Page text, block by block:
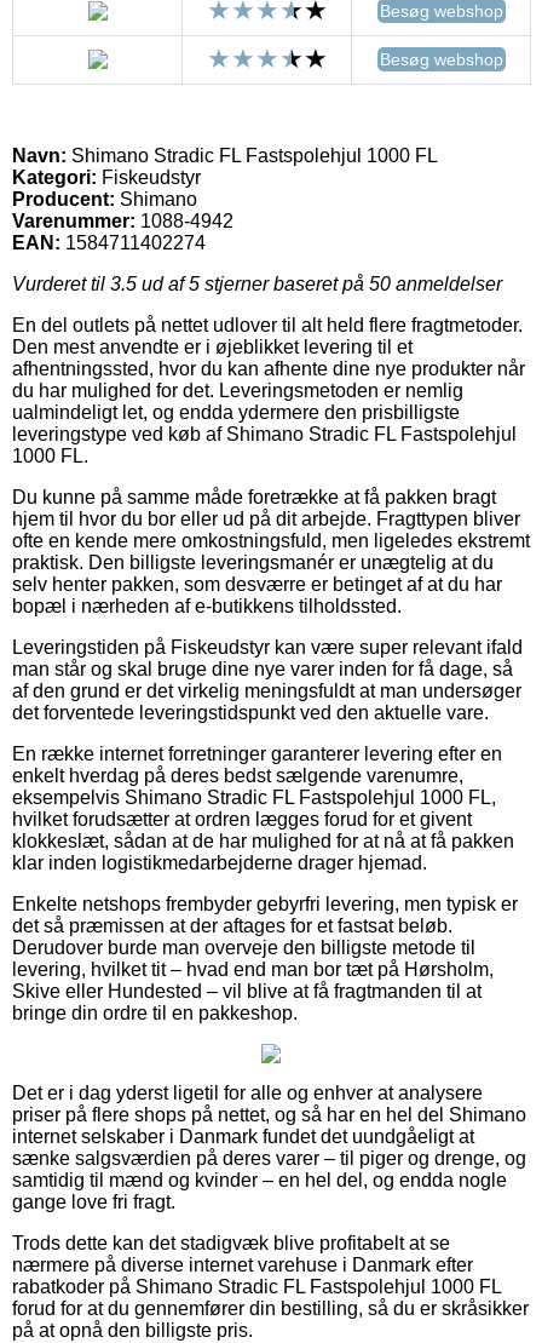
Besøg webshop
Besøg webshop
Navn: Shimano Stradic FL Fastspolehjul 1000 FL
Kategori: Fiskeudstyr
Producent: Shimano
Varenummer: 1088-4942
EAN: 1584711402274
Vurderet til 3.5 ud af 5 stjerner baseret på 50 anmeldelser
En del outlets på nettet udlover til alt held flere fragtmetoder.
Den mest anvendte er i øjeblikket levering til et
afhentningssted, hvor du kan afhente dine nye produkter når
du har mulighed for det. Leveringsmetoden er nemlig
ualmindeligt let, og endda ydermere den prisbilligste
leveringstype ved køb af Shimano Stradic FL Fastspolehjul
1000 FL.
Du kunne på samme måde foretrække at få pakken bragt
hjem til hvor du bor eller ud på dit arbejde. Fragttypen bliver
ofte en kende mere omkostningsfuld, men ligeledes ekstremt
praktisk. Den billigste leveringsmanér er unægtelig at du
selv henter pakken, som desværre er betinget af at du har
bopæl i nærheden af e-butikkens tilholdssted.
Leveringstiden på Fiskeudstyr kan være super relevant ifald
man står og skal bruge dine nye varer inden for få dage, så
af den grund er det virkelig meningsfuldt at man undersøger
det forventede leveringstidspunkt ved den aktuelle vare.
En række internet forretninger garanterer levering efter en
enkelt hverdag på deres bedst sælgende varenumre,
eksempelvis Shimano Stradic FL Fastspolehjul 1000 FL,
hvilket forudsætter at ordren lægges forud for et givent
klokkeslæt, sådan at de har mulighed for at nå at få pakken
klar inden logistikmedarbejderne drager hjemad.
Enkelte netshops frembyder gebyrfri levering, men typisk er
det så præmissen at der aftages for et fastsat beløb.
Derudover burde man overveje den billigste metode til
levering, hvilket tit – hvad end man bor tæt på Hørsholm,
Skive eller Hundested – vil blive at få fragtmanden til at
bringe din ordre til en pakkeshop.
Det er i dag yderst ligetil for alle og enhver at analysere
priser på flere shops på nettet, og så har en hel del Shimano
internet selskaber i Danmark fundet det uundgåeligt at
sænke salgsværdien på deres varer – til piger og drenge, og
samtidig til mænd og kvinder – en hel del, og endda nogle
gange love fri fragt.
Trods dette kan det stadigvæk blive profitabelt at se
nærmere på diverse internet varehuse i Danmark efter
rabatkoder på Shimano Stradic FL Fastspolehjul 1000 FL
forud for at du gennemfører din bestilling, så du er skråsikker
på at opnå den billigste pris.